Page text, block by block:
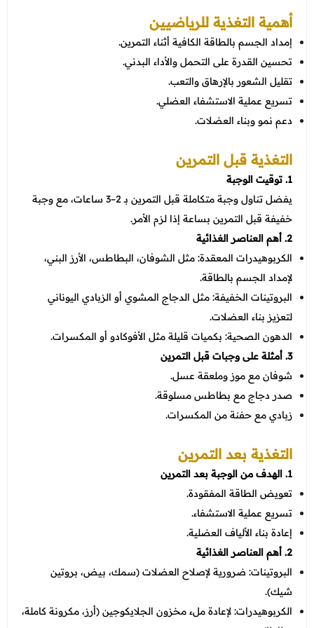
عروض الرجال
عروض جراحات التجميل
عروض قسم الطوارئ
عروض المختبر
عروض الاشعة
عروض الباطنة
عروض العظام
عروض الانف والاذن والحنجرة
عروض العلاج الطبيعي
أهمية التغذية للرياضيين
إمداد الجسم بالطاقة الكافية أثناء التمرين.
تحسين القدرة على التحمل والأداء البدني.
تقليل الشعور بالإرهاق والتعب.
تسريع عملية الاستشفاء العضلي.
دعم نمو وبناء العضلات.
التغذية قبل التمرين
1. توقيت الوجبة
يفضل تناول وجبة متكاملة قبل التمرين بـ 2–3 ساعات، مع وجبة
خفيفة قبل التمرين بساعة إذا لزم الأمر.
2. أهم العناصر الغذائية
الكربوهيدرات المعقدة: مثل الشوفان، البطاطس، الأرز البني،
لإمداد الجسم بالطاقة.
البروتينات الخفيفة: مثل الدجاج المشوي أو الزبادي اليوناني
لتعزيز بناء العضلات.
الدهون الصحية: بكميات قليلة مثل الأفوكادو أو المكسرات.
3. أمثلة على وجبات قبل التمرين
شوفان مع موز وملعقة عسل.
صدر دجاج مع بطاطس مسلوقة.
زبادي مع حفنة من المكسرات.
التغذية بعد التمرين
1. الهدف من الوجبة بعد التمرين
تعويض الطاقة المفقودة.
تسريع عملية الاستشفاء.
إعادة بناء الألياف العضلية.
2. أهم العناصر الغذائية
البروتينات: ضرورية لإصلاح العضلات (سمك، بيض، بروتين
شيك).
الكربوهيدرات: لإعادة ملء مخزون الجلايكوجين (أرز، مكرونة كاملة،